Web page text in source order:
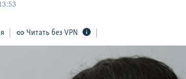
Читать без VPN